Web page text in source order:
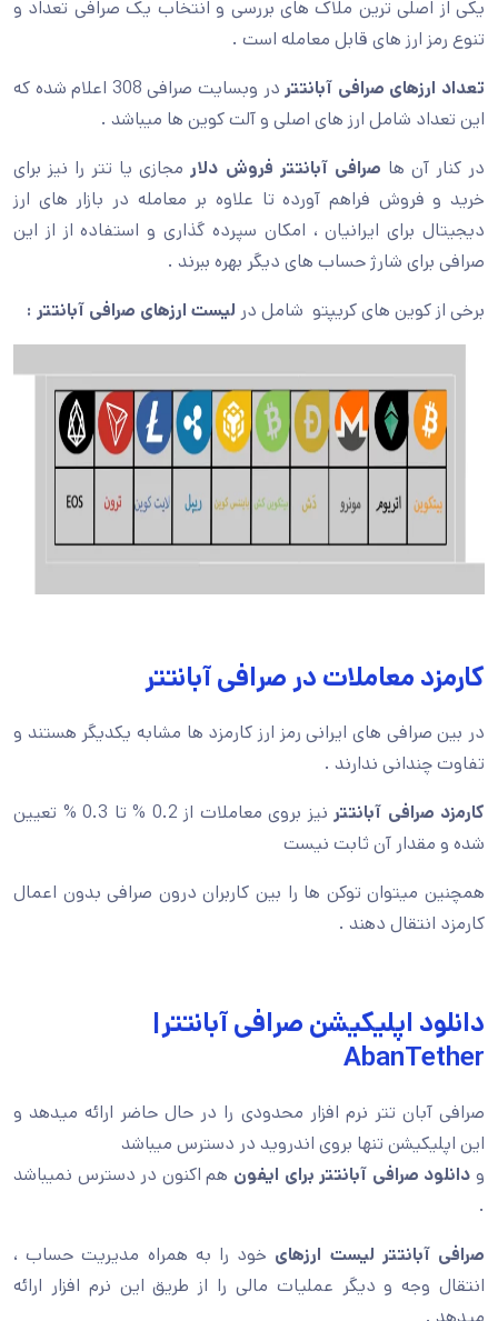
یکی از اصلی ترین ملاک های بررسی و انتخاب یک صرافی تعداد و
تنوع رمز ارز های قابل معامله است .
تعداد ارزهای صرافی آبانتتر
در وبسایت صرافی 308 اعلام شده که
این تعداد شامل ارز های اصلی و آلت کوین ها میباشد .
در کنار آن ها صرافی آبانتتر فروش دلارمجازی یا تتر را نیز برای
خرید و فروش فراهم آورده تا علاوه بر معامله در بازار های ارز
دیجیتال برای ایرانیان ، امکان سپرده گذاری و استفاده از از این
صرافی برای شارژ حساب های دیگر بهره ببرند .
برخی از کوین های کریپتو شامل در لیست ارزهای صرافی آبانتتر :
کارمزد معاملات در صرافی آبانتتر
در بین صرافی های ایرانی رمز ارز کارمزد ها مشابه یکدیگر هستند و
تفاوت چندانی ندارند .
کارمزد صرافی آبانتتر
نیز بروی معاملات از 0.2 % تا 0.3 % تعیین
شده و مقدار آن ثابت نیست
همچنین میتوان توکن ها را بین کاربران درون صرافی بدون اعمال
کارمزد انتقال دهند .
دانلود اپلیکیشن صرافی آبانتتر|
AbanTether
صرافی آبان تتر نرم افزار محدودی را در حال حاضر ارائه میدهد و
این اپلیکیشن تنها بروی اندروید در دسترس میباشد
و دانلود صرافی آبانتتر برای ایفون هم اکنون در دسترس نمیباشد
.
صرافی آبانتتر لیست ارزهای خود را به همراه مدیریت حساب ،
انتقال وجه و دیگر عملیات مالی را از طریق این نرم افزار ارائه